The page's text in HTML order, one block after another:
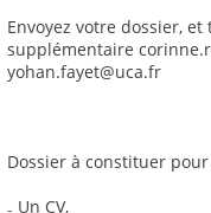
Envoyez votre dossier,
supplémentaire
yohan.fayet@uca.fr
Dossier à constituer
₋ Un CV,